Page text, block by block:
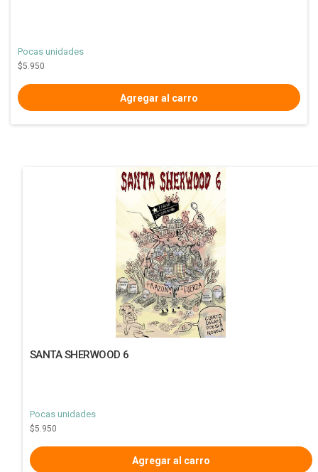
Pocas unidades
$5.950
SANTA SHERWOOD 6
Pocas unidades
$5.950